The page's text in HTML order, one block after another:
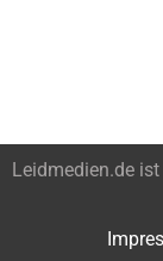
Leidmedien.de